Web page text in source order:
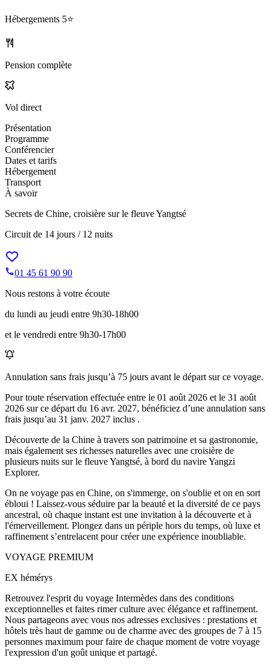
Hébergements 5⭐️
Pension complète
Vol direct
Présentation
Programme
Conférencier
Dates et tarifs
Hébergement
Transport
À savoir
Secrets de Chine, croisière sur le fleuve Yangtsé
Circuit de 14 jours / 12 nuits
01 45 61 90 90
Nous restons à votre écoute
du lundi au jeudi entre 9h30-18h00
et le vendredi entre 9h30-17h00
Annulation sans frais jusqu’à 75 jours avant le départ sur ce voyage.
Pour toute réservation effectuée entre le 01 août 2026 et le 31 août
2026 sur ce départ du 16 avr. 2027, bénéficiez d’une annulation sans
frais jusqu’au 31 janv. 2027 inclus .
Découverte de la Chine à travers son patrimoine et sa gastronomie,
mais également ses richesses naturelles avec une croisière de
plusieurs nuits sur le fleuve Yangtsé, à bord du navire Yangzi
Explorer.
On ne voyage pas en Chine, on s'immerge, on s'oublie et on en sort
ébloui ! Laissez-vous séduire par la beauté et la diversité de ce pays
ancestral, où chaque instant est une invitation à la découverte et à
l'émerveillement. Plongez dans un périple hors du temps, où luxe et
raffinement s’entrelacent pour créer une expérience inoubliable.
VOYAGE PREMIUM
EX hémérys
Retrouvez l'esprit du voyage Intermèdes dans des conditions
exceptionnelles et faites rimer culture avec élégance et raffinement.
Nous partageons avec vous nos adresses exclusives : prestations et
hôtels très haut de gamme ou de charme avec des groupes de 7 à 15
personnes maximum pour faire de chaque moment de votre voyage
l'expression d'un goût unique et partagé.